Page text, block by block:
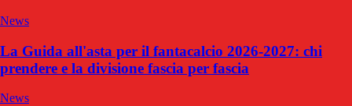
News
La Guida all'asta per il fantacalcio 2026-2027: chi
prendere e la divisione fascia per fascia
News